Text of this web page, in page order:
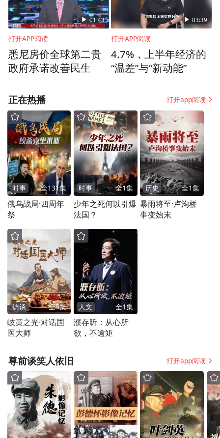
01:43
打开APP阅读
悉尼房价全球第二贵
政府承诺改善民生
03:39
打开APP阅读
4.7%，上半年经济的
“温差”与“新动能”
正在热播 打开app阅读
时事 全131集
俄乌战局·四周年
祭
时事 全1集
少年之死何以引爆
法国？
历史 全1集
暴雨将至·卢沟桥
事变始末
访谈 全5集
岐黄之光·对话国
医大师
人文 全1集
濮存昕：从心所
欲，不逾矩
尊前谈笑人依旧 打开app阅读